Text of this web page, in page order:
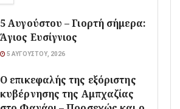
5 Αυγούστου – Γιορτή σήμερα:
Άγιος Ευσίγνιος
5 ΑΥΓΟΎΣΤΟΥ, 2026
Ο επικεφαλής της εξόριστης
κυβέρνησης της Αμπχαζίας